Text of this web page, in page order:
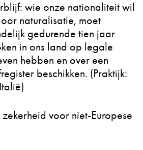
wie onze nationaliteit wil
naturalisatie, moet
gedurende tien jaar
in ons land op legale
hebben en over een
beschikken. (Praktijk:
voor niet-Europese